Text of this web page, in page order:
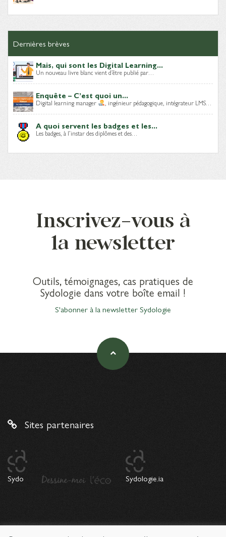
Dernières brèves
Mais, qui sont les Digital Learning...
Un nouveau livre blanc vient d’être publié par…
Enquête – C’est quoi un...
Digital learning manager , ingénieur pédagogique, intégrateur LMS…
A quoi servent les badges et les...
Les badges, à l’instar des diplômes et des…
Inscrivez-vous à
la newsletter
Outils, témoignages, cas pratiques de
Sydologie dans votre boîte email !
S'abonner à la newsletter Sydologie
Sites partenaires
Sydo Sydologie.ia